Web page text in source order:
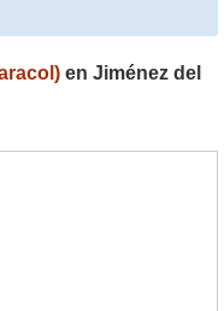
en Jiménez del